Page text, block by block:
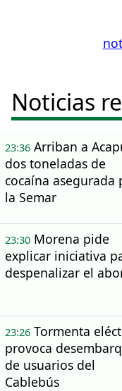
Noticias
23:36Arriban a
dos toneladas de
cocaína asegurada
la Semar
23:30Morena pide
explicar iniciativa
despenalizar el
23:26Tormenta
provoca
de usuarios del
Cablebús